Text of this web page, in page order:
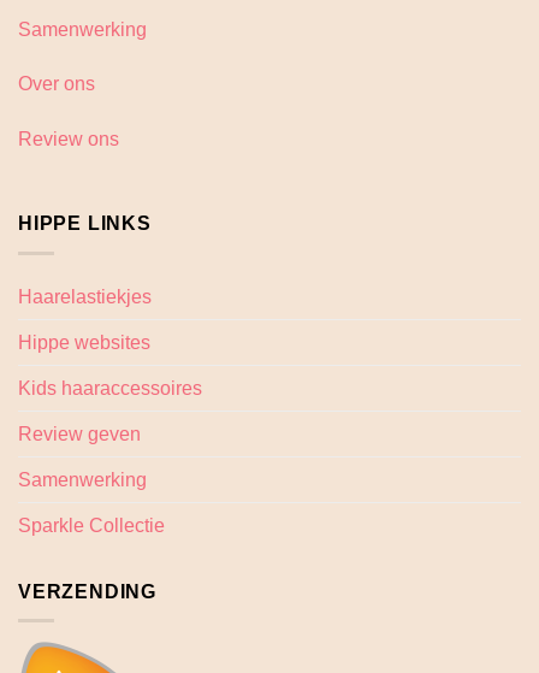
Samenwerking
Over ons
Review ons
HIPPE LINKS
Haarelastiekjes
Hippe websites
Kids haaraccessoires
Review geven
Samenwerking
Sparkle Collectie
VERZENDING